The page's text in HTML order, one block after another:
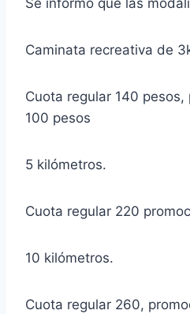
Se informo que las
Caminata recreativa de
Cuota regular 140
100 pesos
5 kilómetros.
Cuota regular 220
10 kilómetros.
Cuota regular 260,